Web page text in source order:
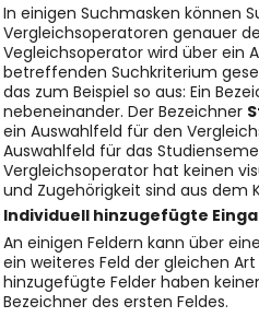
In einigen Suchmasken können
Vergleichsoperatoren genauer
Vegleichsoperator wird über ein
betreffenden Suchkriterium
das zum Beispiel so aus: Ein
nebeneinander. Der Bezeichner
ein Auswahlfeld für den
Auswahlfeld für das
Vergleichsoperator hat keinen
und Zugehörigkeit sind aus dem
Individuell hinzugefügte
An einigen Feldern kann über
ein weiteres Feld der gleichen
hinzugefügte Felder haben
Bezeichner des ersten Feldes.